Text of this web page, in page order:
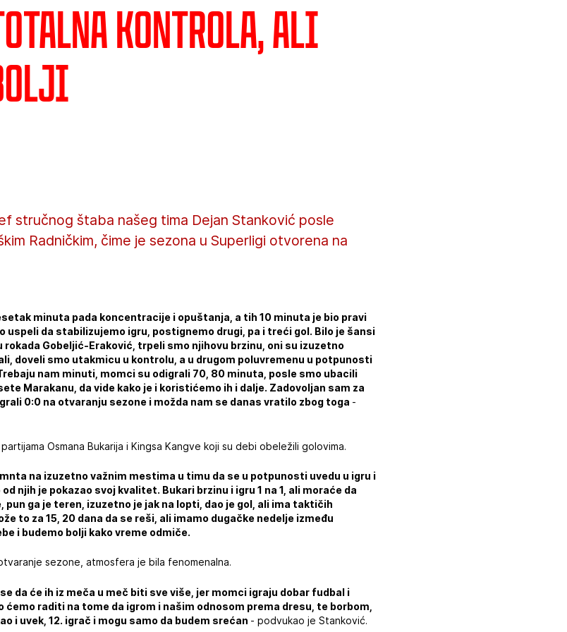
kontrola, ali
stručnog štaba našeg tima Dejan Stanković posle
Radničkim, čime je sezona u Superligi otvorena na
minuta pada koncentracije i opuštanja, a tih 10 minuta je bio pravi
uspeli da stabilizujemo igru, postignemo drugi, pa i treći gol. Bilo je šansi
rokada Gobeljić-Eraković, trpeli smo njihovu brzinu, oni su izuzetno
doveli smo utakmicu u kontrolu, a u drugom poluvremenu u potpunosti
nam minuti, momci su odigrali 70, 80 minuta, posle smo ubacili
Marakanu, da vide kako je i koristićemo ih i dalje. Zadovoljan sam za
0:0 na otvaranju sezone i možda nam se danas vratilo zbog toga -
Osmana Bukarija i Kingsa Kangve koji su debi obeležili golovima.
na izuzetno važnim mestima u timu da se u potpunosti uvedu u igru i
njih je pokazao svoj kvalitet. Bukari brzinu i igru 1 na 1, ali moraće da
ga je teren, izuzetno je jak na lopti, dao je gol, ali ima taktičih
to za 15, 20 dana da se reši, ali imamo dugačke nedelje između
i budemo bolji kako vreme odmiče.
sezone, atmosfera je bila fenomenalna.
da će ih iz meča u meč biti sve više, jer momci igraju dobar fudbal i
ćemo raditi na tome da igrom i našim odnosom prema dresu, te borbom,
i uvek, 12. igrač i mogu samo da budem srećan - podvukao je Stanković.